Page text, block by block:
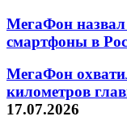
МегаФон
смартфоны в
МегаФон
километров
17.07.2026